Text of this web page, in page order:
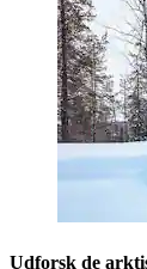
Udforsk de